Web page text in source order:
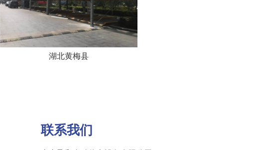
湖北黄梅县
联系我们